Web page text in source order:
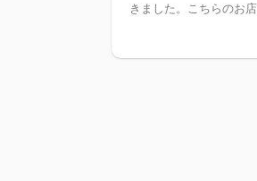
きました。こちらのお